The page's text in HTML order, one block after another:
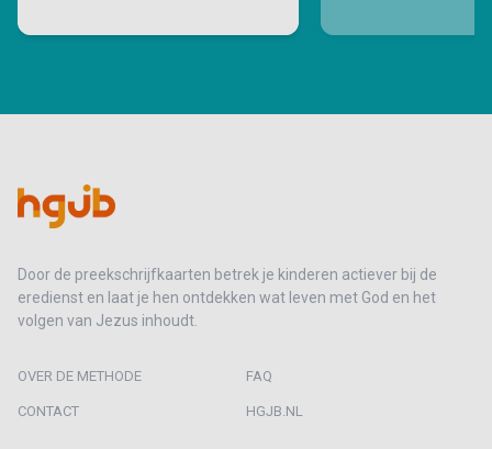
Door de preekschrijfkaarten betrek je kinderen actiever bij de
eredienst en laat je hen ontdekken wat leven met God en het
volgen van Jezus inhoudt.
OVER DE METHODE FAQ
CONTACT HGJB.NL